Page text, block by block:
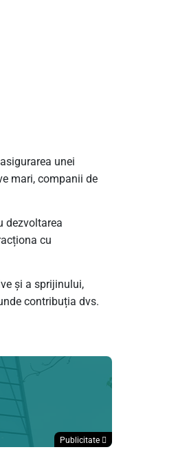
unei
mari, companii de
dezvoltarea
cu
și a sprijinului,
contribuția dvs.
Publicitate